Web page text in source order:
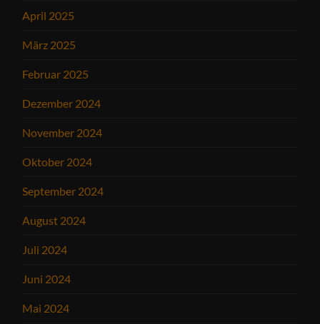
April 2025
März 2025
Februar 2025
Dezember 2024
November 2024
Oktober 2024
September 2024
August 2024
Juli 2024
Juni 2024
Mai 2024